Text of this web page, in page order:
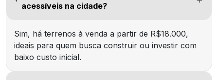
acessíveis na cidade?
Sim, há terrenos à venda a partir de R$18.000,
ideais para quem busca construir ou investir com
baixo custo inicial.